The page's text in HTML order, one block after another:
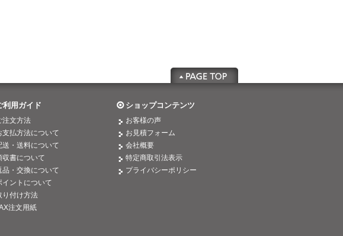
利用ガイド
注文方法
支払方法について
送・送料について
収書について
品・交換について
イントについて
り付け方法
注文用紙
ショップコンテンツ
お客様の声
お見積フォーム
会社概要
特定商取引法表示
プライバシーポリシー